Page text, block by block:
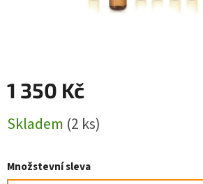
1 350 Kč
cena:
Skladem (2 ks)
Množstevní sleva